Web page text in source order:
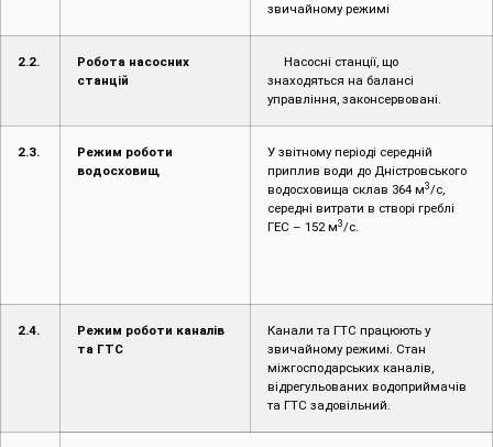
звичайному режимі
2.2.
Робота насосних
станцій
Насосні станції, що
знаходяться на балансі
управління, законсервовані.
2.3.
Режим роботи
водосховищ
У звітному періоді середній
приплив води до Дністровського
водосховища склав 364 м3/с,
середні витрати в створі греблі
ГЕС – 152 м3/с.
2.4.
Режим роботи каналів
та ГТС
Канали та ГТС працюють у
звичайному режимі. Стан
міжгосподарських каналів,
відрегульованих водоприймачів
та ГТС задовільний.